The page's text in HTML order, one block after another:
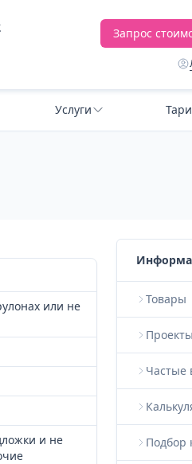
Запрос
Услуги
или не
и не
Товары
Проекты
Частые
Подбор